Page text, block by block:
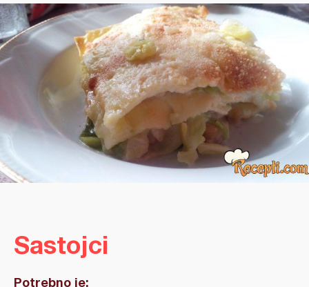
Sastojci
Potrebno je: